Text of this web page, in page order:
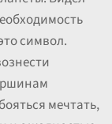
символ.
мечтать,